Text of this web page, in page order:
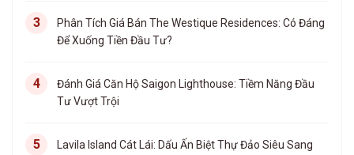
Phân Tích Giá Bán The Westique Residences: Có Đáng
Để Xuống Tiền Đầu Tư?
Đánh Giá Căn Hộ Saigon Lighthouse: Tiềm Năng Đầu
Tư Vượt Trội
Lavila Island Cát Lái: Dấu Ấn Biệt Thự Đảo Siêu Sang